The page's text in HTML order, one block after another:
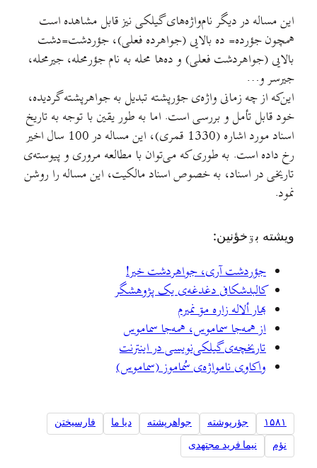
این مساله در دیگر نام‌واژه‌های گیلکی نیز قابل مشاهده است
همچون جؤرده= ده بالایی (جواهرده فعلی)، جؤردشت=دشت
بالایی (جواهردشت فعلی) و ده‌ها محله به نام جؤرمحله، جیرمحله،
جیرسر و…
این‌که از چه زمانی واژه‌ی جؤرپشته تبدیل به جواهرپشته گردیده،
خود قابل تأمل و بررسی است. اما به طور یقین با توجه به تاریخ
اسناد مورد اشاره (1330 قمری)، این مساله در 100 سال اخیر
رخ داده است. به طوری که می‌توان با مطالعه مروری و پیوسته‌ی
تاریخی در اسناد، به خصوص اسناد مالکیت، این مساله را روشن
نمود.
ويشته بۊخؤنين:
جؤردشت آری، جواهردشت خیر!
کالبدشکافی دغدغه‌ی يک پژوهشگر
بهار ألاله زاره مۊ نميرم
از همه‌جا سماموس، همه‌جا سماموس
تاريخچه‌ی گيلکی‌نويسی در اينترنت
واکاوی نامواژه‌ی سُماموز (سماموس)
۱۵۸۱ جؤرپوشته جواهرپشته ديا ما فارسیختن
نؤم نیما فرید مجتهدی